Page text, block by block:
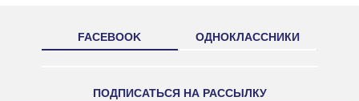
FACEBOOK ОДНОКЛАССНИКИ
ПОДПИСАТЬСЯ НА РАССЫЛКУ